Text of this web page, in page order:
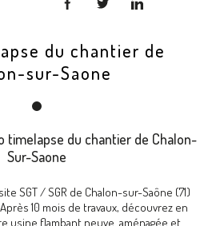
du chantier de
sur-Saone
timelapse du chantier de Chalon-
Sur-Saone
SGT / SGR de Chalon-sur-Saône (71)
Après 10 mois de travaux, découvrez en
usine flambant neuve aménagée et